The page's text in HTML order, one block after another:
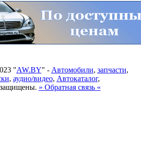
"AW.BY" - Автомобили, запчасти,
, аудио/видео, Автокаталог,
» Обратная связь «